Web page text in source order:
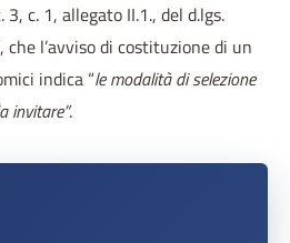
c. 1, allegato II.1., del d.lgs.
l’avviso di costituzione di un
indica “le modalità di selezione
invitare”.